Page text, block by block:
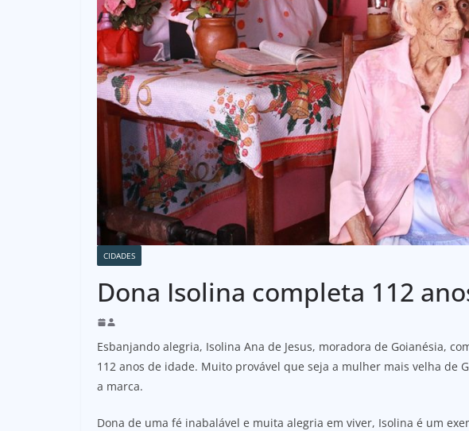
CIDADES
Dona Isolina completa 112
Esbanjando alegria, Isolina Ana de Jesus, moradora de Goianésia,
112 anos de idade. Muito provável que seja a mulher mais velha de
a marca.
Dona de uma fé inabalável e muita alegria em viver, Isolina é um